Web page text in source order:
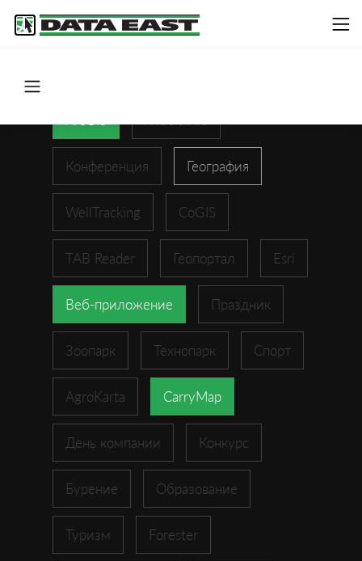
Конференция География
WellTracking CoGIS
TAB Reader Геопортал Esri
Веб-приложение Праздник
Зоопарк Технопарк Спорт
AgroKarta CarryMap
День компании Конкурс
Бурение Образование
Туризм Forester